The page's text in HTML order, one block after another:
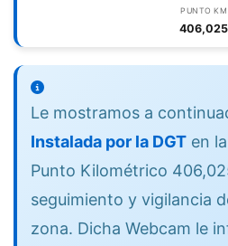
PUNTO KM
406,025
Le mostramos a
Instalada por la DGT en
Punto Kilométrico
seguimiento y vigilancia
zona. Dicha Webcam le